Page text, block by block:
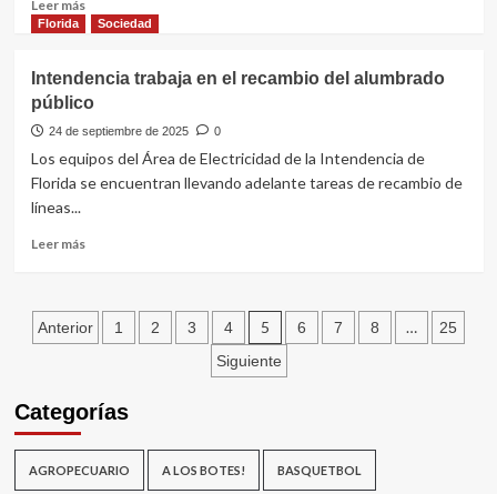
muy
Leer más
más
a
la
cárcel
por
dos
delitos
Florida Sociedad
Intendencia trabaja en el recambio del alumbrado
público
24 de septiembre de 2025 0
Los equipos del Área de Electricidad de la Intendencia de
Florida se encuentran llevando adelante tareas de recambio de
líneas...
Leer másLeer
trabaja
en
del
público
Paginación
entradas
Anterior 1 2 3 4 5 6 7 8 …
25
Siguiente
Categorías
AGROPECUARIO A LOS BOTES! BASQUETBOL